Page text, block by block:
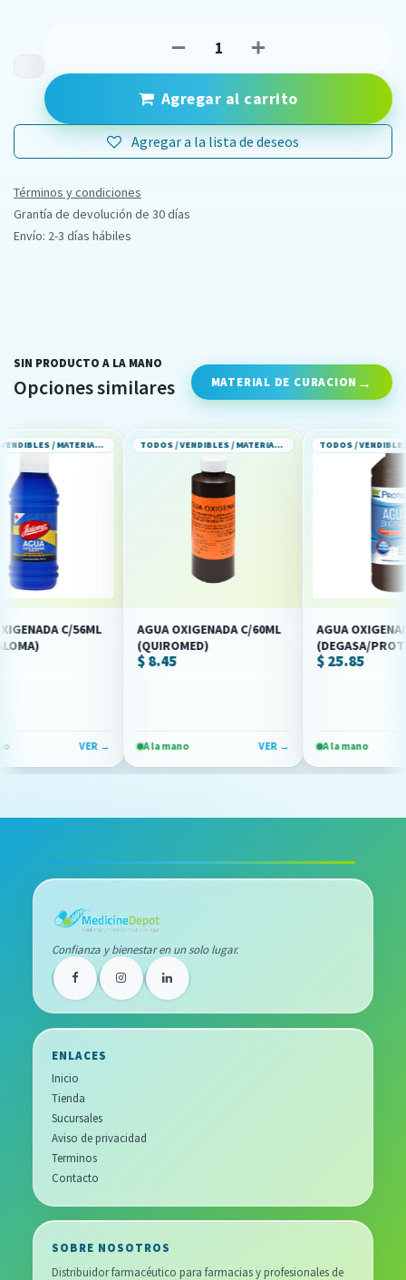
Agregar al carrito
Agregar a la lista de deseos
Términos y condiciones
Grantía de devolución de 30 días
Envío: 2-3 días hábiles
SIN PRODUCTO A LA MANO
Opciones similares MATERIAL DE CURACION
TODOS / VENDIBLES / MATERIAL DE CURACION
C/56ML
VER →
TODOS / VENDIBLES / MATERIAL DE CURACION
AGUA OXIGENADA C/60ML
(QUIROMED)
$ 8.45
A la mano VER →
AGUA OXIGENADA
(DEGASA/
$ 25.85
A la mano
Confianza y bienestar en un solo lugar.
ENLACES
Inicio
Tienda
Sucursales
Aviso de privacidad
Terminos
Contacto
SOBRE NOSOTROS
Distribuidor farmacéutico para farmacias y profesionales de